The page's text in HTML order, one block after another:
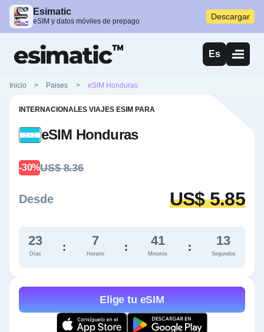
Esimatic
eSIM y datos móviles de prepago Descargar
Es
Inicio > Paises > eSIM Honduras
INTERNACIONALES VIAJES ESIM PARA
eSIM Honduras
-30%US$ 8.36
Desde US$ 5.85
23
Días
: 7
Horario
: 41
Minutos
: 12
Segundos
Elige tu eSIM